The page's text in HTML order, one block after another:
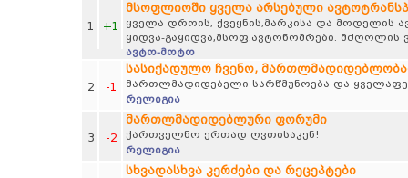
1 +1
მსოფლიოში ყველა არსებული
ყველა დროის, ქვეყნის,მარკისა და მოდელის
ყიდვა-გაყიდვა,მსოფ.ავტონომრები. მძღოლის
ავტო-მოტო
2 -1
სასიქადულო ჩვენო,
მართლმადიდებელი სარწმუნოება და
რელიგია
3 -2
მართლმადიდებლური ფორუმი
ქართველნო ერთად ღვთისაკენ!
რელიგია
სხვადასხვა კერძები და რეცეპტები